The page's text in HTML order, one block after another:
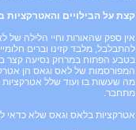
קצת על הבילויים והאטרקציות
אין ספק שהאורות וחיי הלילה של
להתבלבל, מלבד קזינו וברים
בטבע הפתוח במרחק נסיעה קצר
המפורסמות של לאס וגאס הן
מה שעשות בו ועוד שלל אטרקציות
מתחבר.
אטרקציות בלאס וגאס שלא כדאי